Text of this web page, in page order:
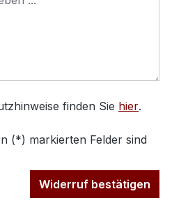
finden Sie hier.
(*) markierten Felder sind
Widerruf bestätigen